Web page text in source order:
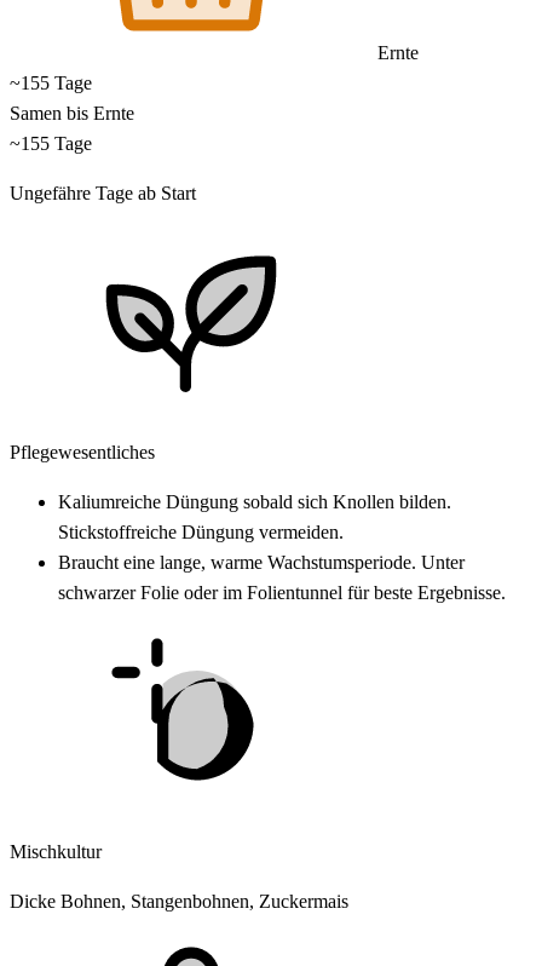
Ernte
~155 Tage
Samen bis Ernte
~155 Tage
Ungefähre Tage ab Start
Pflegewesentliches
Kaliumreiche Düngung sobald sich Knollen bilden.
Stickstoffreiche Düngung vermeiden.
Braucht eine lange, warme Wachstumsperiode. Unter
schwarzer Folie oder im Folientunnel für beste Ergebnisse.
Mischkultur
Dicke Bohnen, Stangenbohnen, Zuckermais